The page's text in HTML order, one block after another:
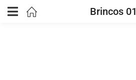
Brincos 01